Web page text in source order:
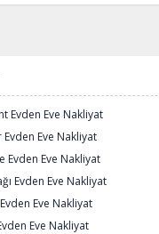
Evden Eve Nakliyat
Evden Eve Nakliyat
Evden Eve Nakliyat
Evden Eve Nakliyat
Eve Nakliyat
Eve Nakliyat